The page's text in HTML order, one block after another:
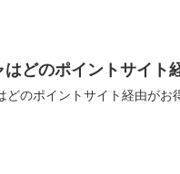
はどのポイントサイト
どのポイントサイト経由がお